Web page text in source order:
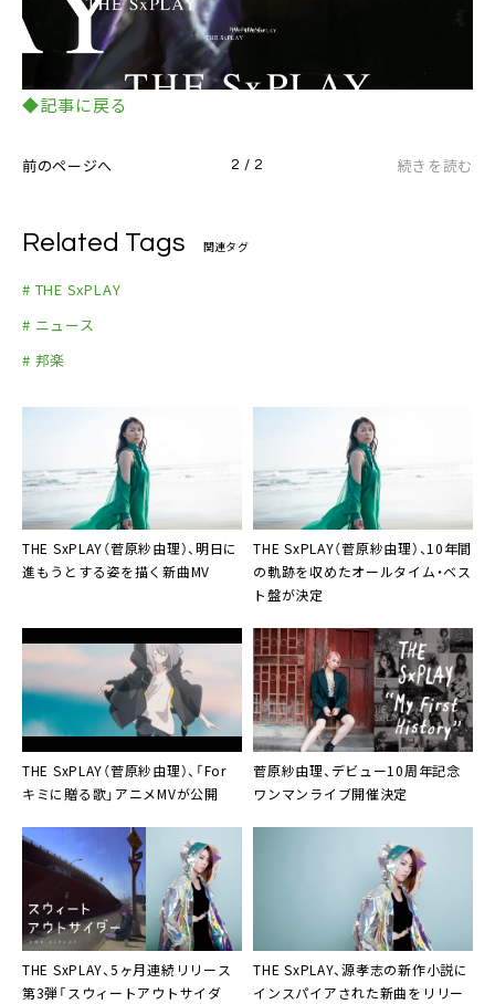
◆記事に戻る
前のページへ 2 / 2 続きを読む
Related Tags 関連タグ
# THE SxPLAY
# ニュース
# 邦楽
THE SxPLAY（菅原紗由理）、明日に
進もうとする姿を描く新曲MV
THE SxPLAY（菅原紗由理） 、10年間
の軌跡を収めたオールタイム・ベス
ト盤が決定
THE SxPLAY（菅原紗由理）、「For
キミに贈る歌」アニメMVが公開
菅原紗由理、デビュー10周年記念
ワンマンライブ開催決定
THE SxPLAY、5ヶ月連続リリース
第3弾「スウィートアウトサイダ
THE SxPLAY、源孝志の新作小説に
インスパイアされた新曲をリリー